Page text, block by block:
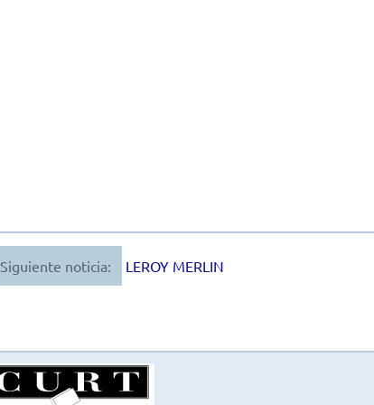
Siguiente noticia: LEROY MERLIN